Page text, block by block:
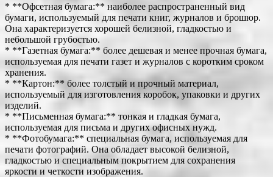
* **Офсетная бумага:** наиболее распространенный вид
бумаги, используемый для печати книг, журналов и брошюр.
Она характеризуется хорошей белизной, гладкостью и
небольшой грубостью.
* **Газетная бумага:** более дешевая и менее прочная бумага,
используемая для печати газет и журналов с коротким сроком
хранения.
* **Картон:** более толстый и прочный материал,
используемый для изготовления коробок, упаковки и других
изделий.
* **Письменная бумага:** тонкая и гладкая бумага,
используемая для письма и других офисных нужд.
* **Фотобумага:** специальная бумага, используемая для
печати фотографий. Она обладает высокой белизной,
гладкостью и специальным покрытием для сохранения
яркости и четкости изображения.